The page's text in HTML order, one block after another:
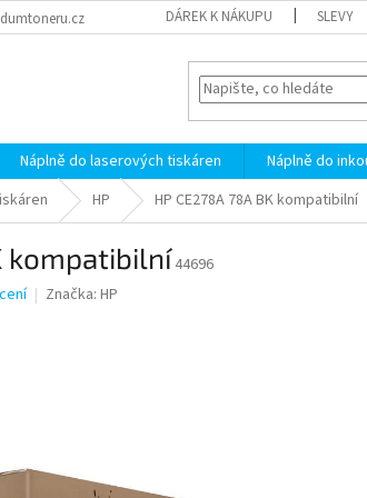
DÁREK K NÁKUPU SLEVY
Náplně do laserových tiskáren Náplně do
HP HP CE278A 78A BK kompatibilní
kompatibilní 44696
Značka: HP